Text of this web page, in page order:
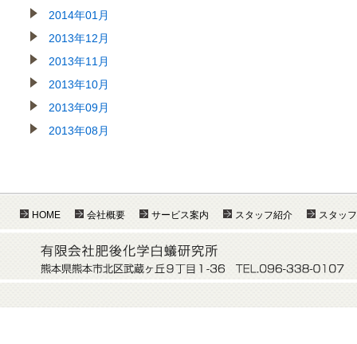
2014年01月
2013年12月
2013年11月
2013年10月
2013年09月
2013年08月
HOME 会社概要 サービス案内 スタッフ紹介 スタッ